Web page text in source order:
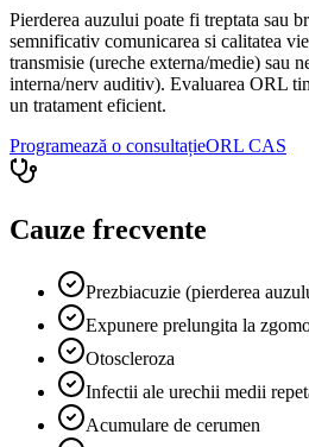
Pierderea auzului poate fi treptata sau
semnificativ comunicarea si calitatea
transmisie (ureche externa/medie) sau
interna/nerv auditiv). Evaluarea ORL
un tratament eficient.
Programează o consultațieORL CAS
Cauze frecvente
Prezbiacuzie (pierderea
Expunere prelungita la
Otoscleroza
Infectii ale urechii medii
Acumulare de cerumen